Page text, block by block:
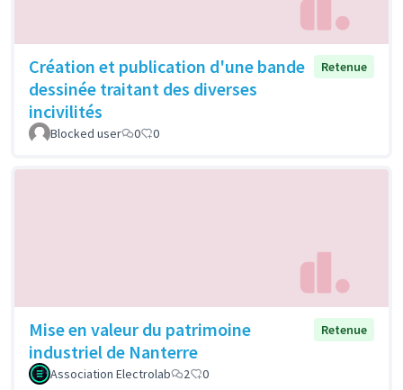
Création et publication d'une bande
dessinée traitant des diverses
incivilités
Retenue
Blocked user 0 0
Mise en valeur du patrimoine
industriel de Nanterre
Retenue
Association Electrolab 2 0